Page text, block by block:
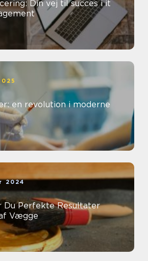
Din vej til succes i it
en revolution i moderne
2024
Du Perfekte Resultater
Vægge